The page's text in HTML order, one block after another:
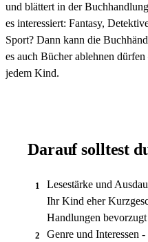
und blättert in der
es interessiert: Fantasy,
Sport? Dann kann die
es auch Bücher ablehnen
jedem Kind.
Darauf solltest
1
Lesestärke und
Ihr Kind eher
Handlungen bevorzugt
2
Genre und Interessen